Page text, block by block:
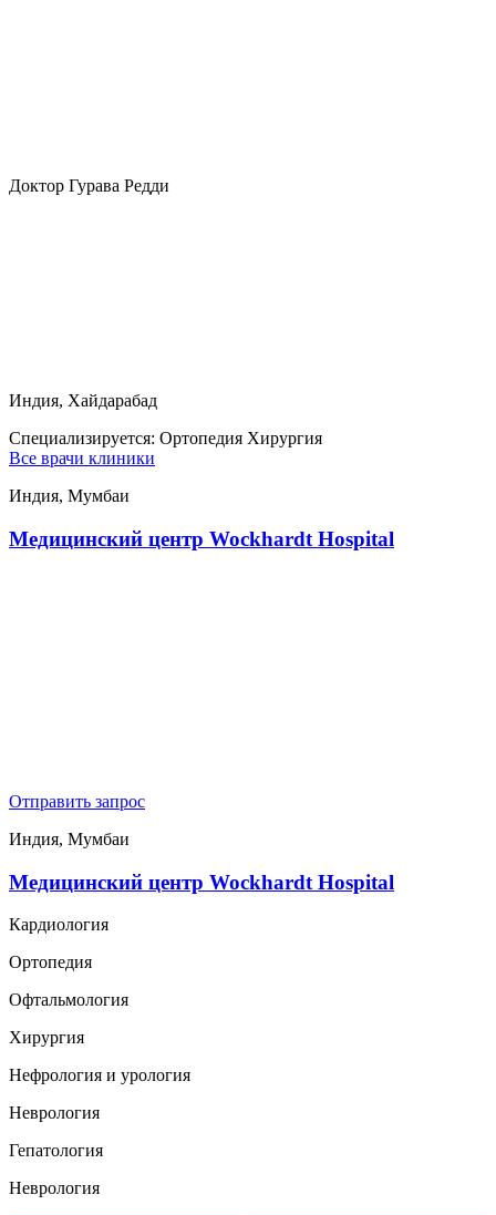
Доктор Гурава Редди
Индия, Хайдарабад
Специализируется: Ортопедия Хирургия
Все врачи клиники
Индия, Мумбаи
Медицинский центр Wockhardt Hospital
Отправить запрос
Индия, Мумбаи
Медицинский центр Wockhardt Hospital
Кардиология
Ортопедия
Офтальмология
Хирургия
Нефрология и урология
Неврология
Гепатология
Неврология